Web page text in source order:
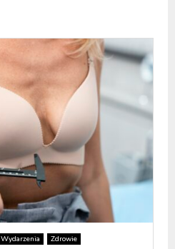
Wydarzenia Zdrowie